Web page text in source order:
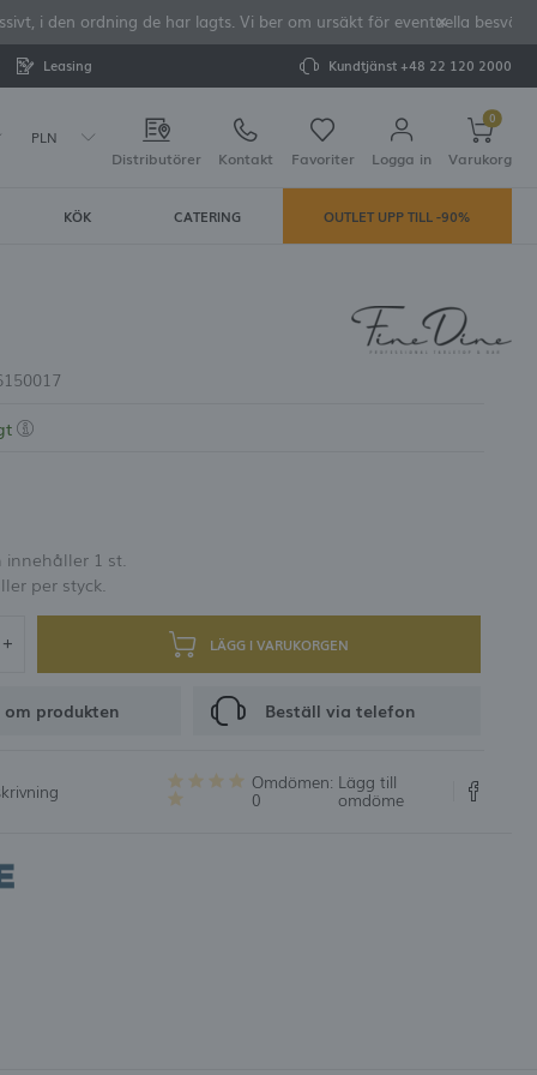
i den ordning de har lagts. Vi ber om ursäkt för eventuella besvär
Leasing Kundtjänst +48 22 120 2000
PLN
Distributörer Kontakt Favoriter Logga in
rabattkoder
0
Varukorg
Din varukorg är tom
KÖK CATERING OUTLET UPP TILL -90%
1 st.
per styck.
LÄGG I VARUKORGEN
om produkten Beställ via telefon
Omdömen:
0
Lägg till
omdöme